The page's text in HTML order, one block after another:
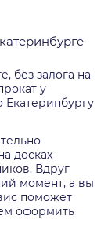
без залога на
у
Екатеринбургу
досках
Вдруг
момент, а вы
поможет
оформить